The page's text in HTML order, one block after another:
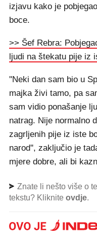
izjavu kako je
boce.
>> Šef Rebra:
ljudi na štekatu pije iz
''Neki dan sam bio u
majka živi tamo, pa
sam vidio ponašanje
natrag. Nije normalno
zagrljenih pije iz iste
narod'', zaključio je
mjere dobre, ali bi
Znate li nešto više o
tekstu? Kliknite ovdje.